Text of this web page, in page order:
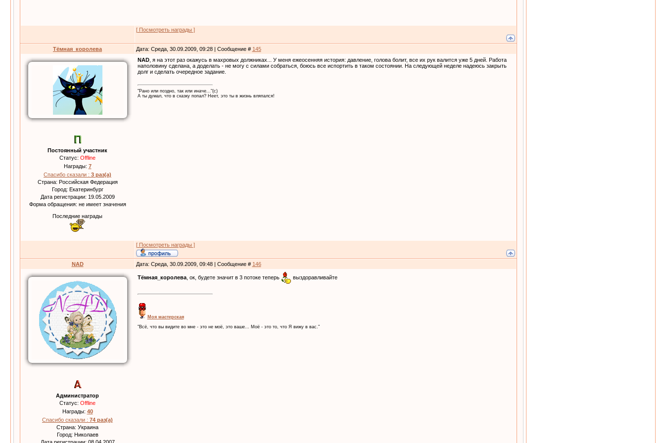
[ Посмотреть награды ]
Тёмная_королева Дата: Среда, 30.09.2009, 09:28 | Сообщение # 145
Постоянный участник
Статус: Offline
Награды: 7
Спасибо сказали : 3 раз(а)
Страна: Российская Федерация
Город: Екатеринбург
Дата регистрации: 19.05.2009
Форма обращения: не имеет значения
Последние награды
NAD, я на этот раз окажусь в махровых должниках... У меня ежеосенняя история: давление, голова болит, все их рук валится уже 5 дней. Работа
наполовину сделана, а доделать - не могу с силами собраться, боюсь все испортить в таком состоянии. На следующей неделе надеюсь закрыть
долг и сделать очередное задание.
"Рано или поздно, так или иначе..."(с)
А ты думал, что в сказку попал? Неет, это ты в жизнь вляпался!
[ Посмотреть награды ]
NAD Дата: Среда, 30.09.2009, 09:48 | Сообщение # 146
Администратор
Статус: Offline
Награды: 40
Спасибо сказали : 74 раз(а)
Страна: Украина
Город: Николаев
Тёмная_королева, ок, будете значит в 3 потоке теперь выздоравливайте
Моя мастерская
"Всё, что вы видите во мне - это не моё, это ваше... Моё - это то, что Я вижу в вас."